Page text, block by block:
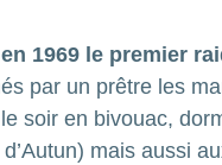
1969 le premier
par un prêtre les
soir en bivouac,
mais aussi